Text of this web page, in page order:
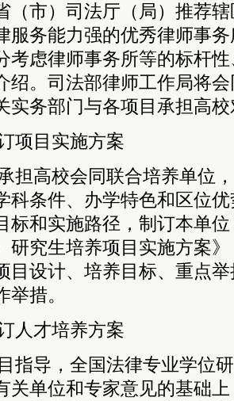
（市）司法厅（局）推荐
服务能力强的优秀律师事
考虑律师事务所等的标杆
绍。司法部律师工作局将
实务部门与各项目承担高
项目实施方案
担高校会同联合培养单位
科条件、办学特色和区位
标和实施路径，制订本单
研究生培养项目实施方案
目设计、培养目标、重点
措。
人才培养方案
指导，全国法律专业学位
关单位和专家意见的基础